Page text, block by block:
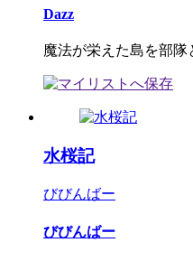
Dazz
魔法が栄えた島を部隊
水桜記
びびんばー
びびんばー